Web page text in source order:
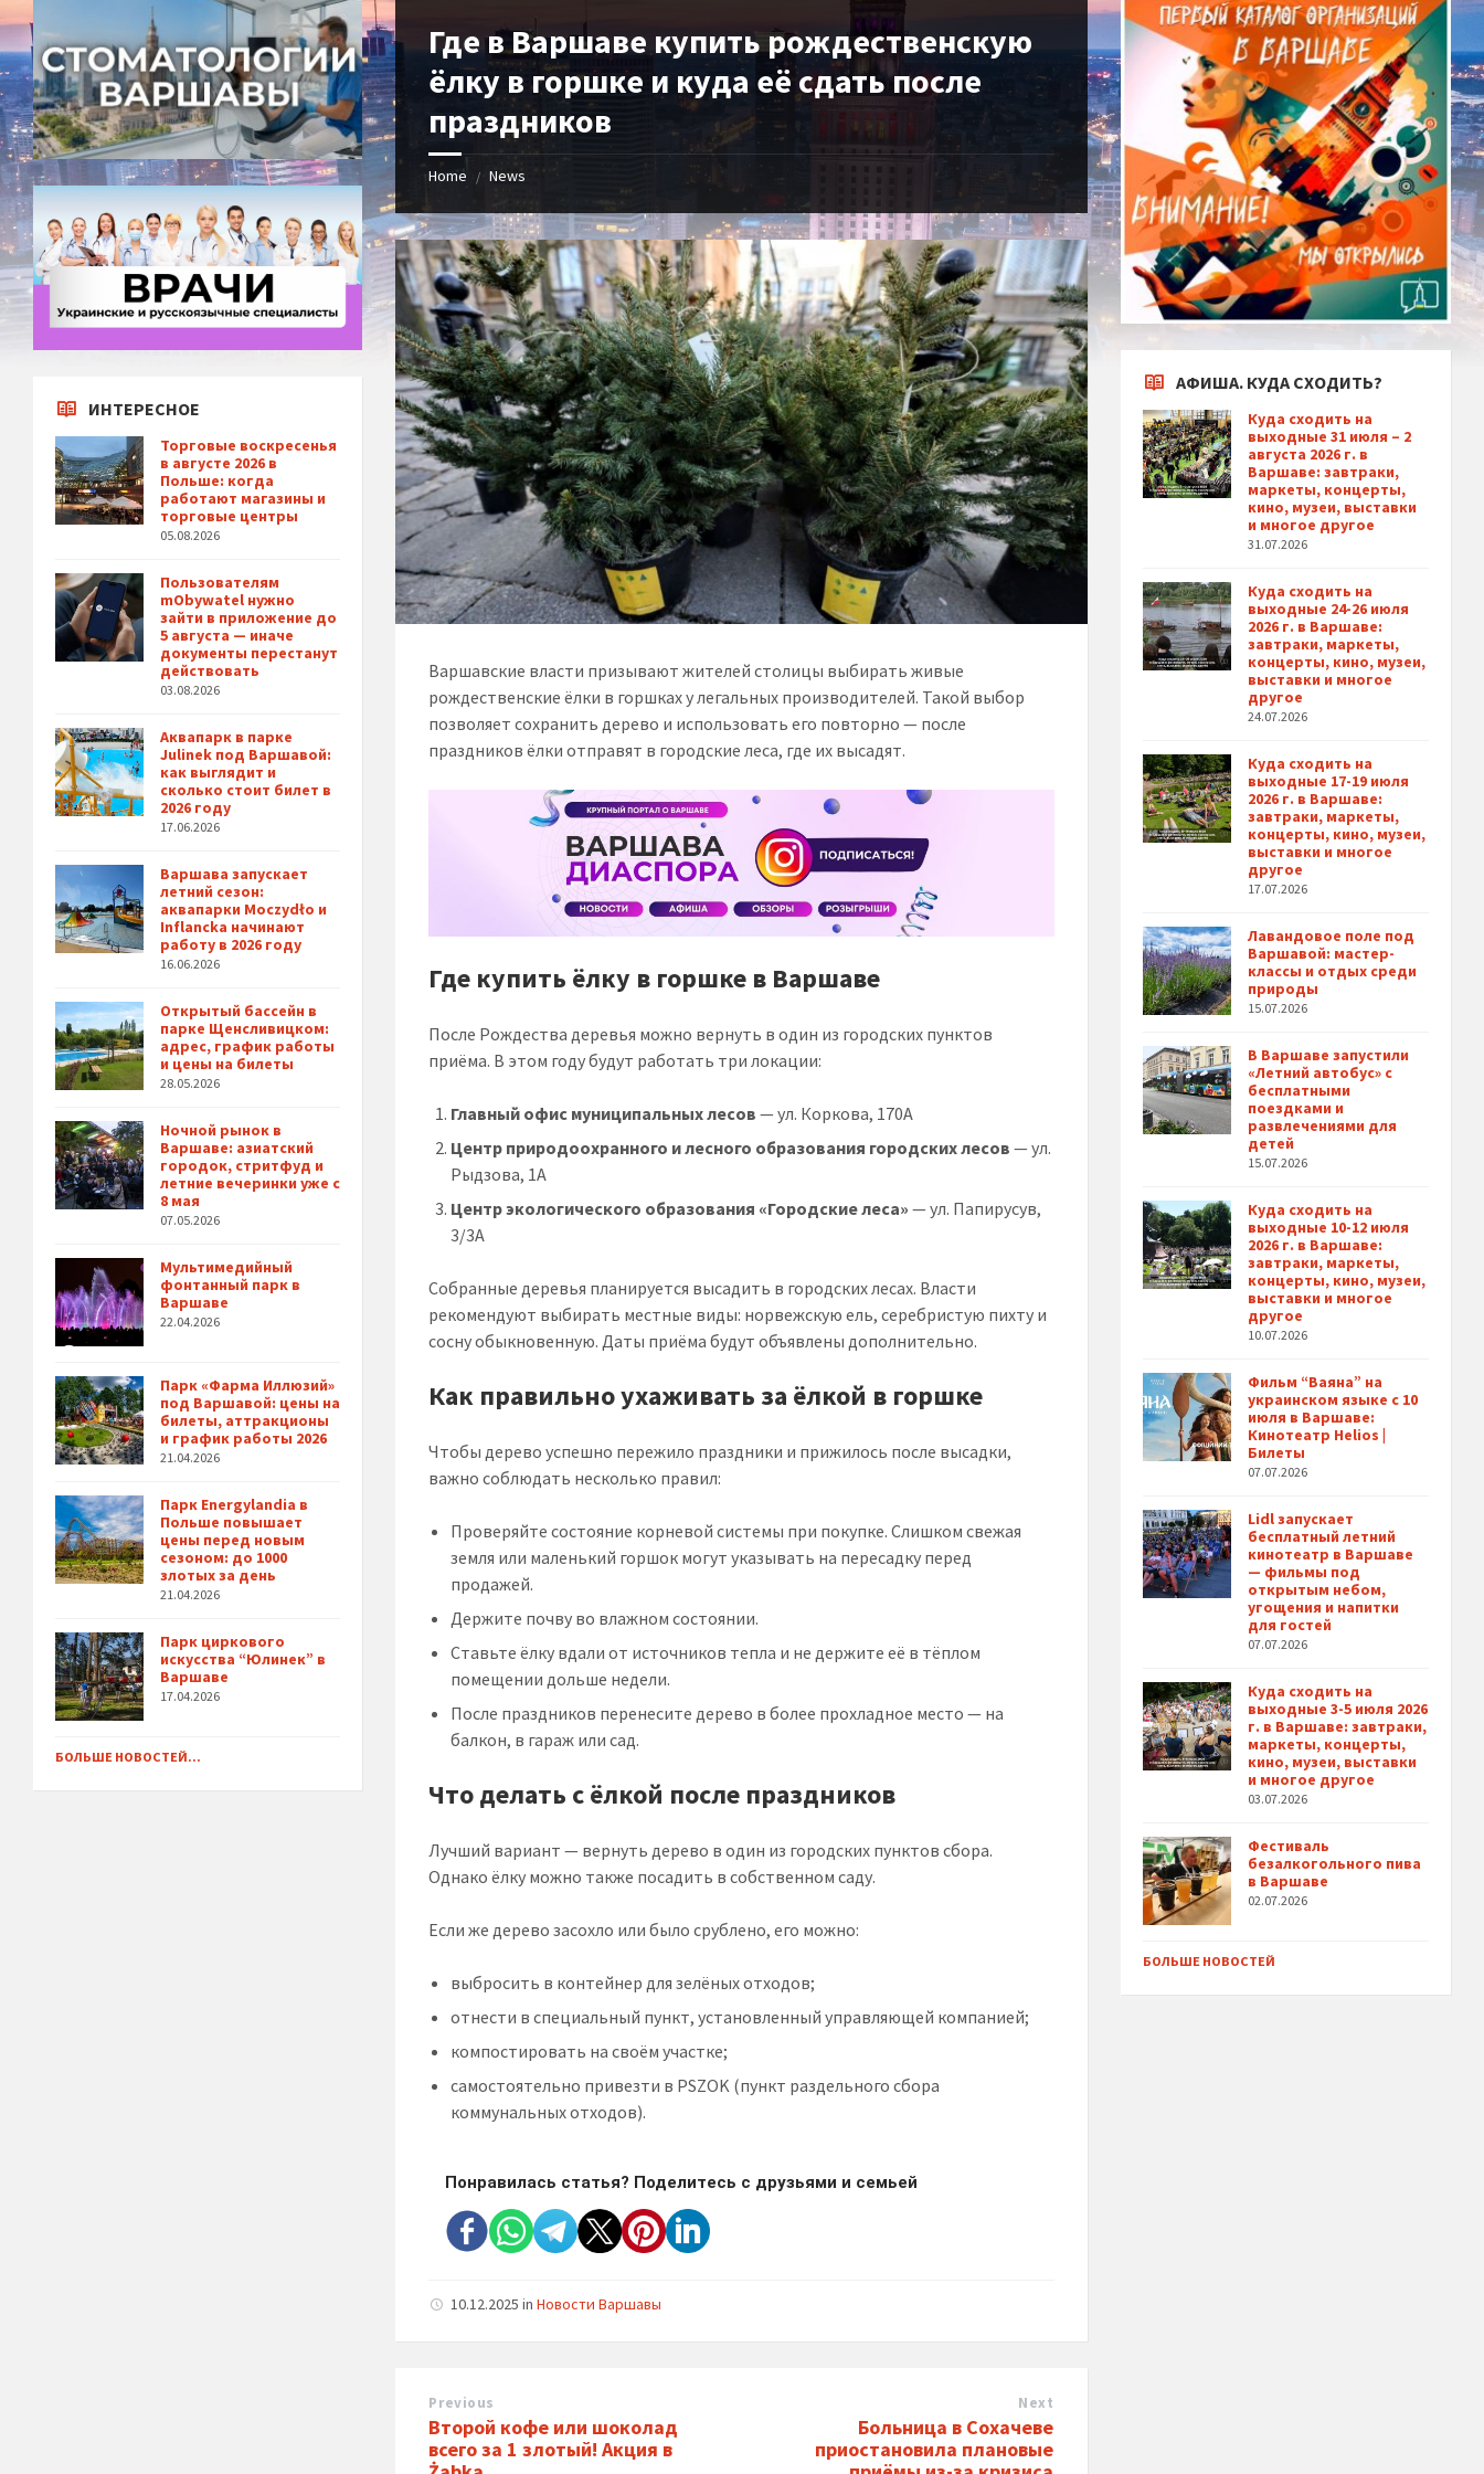
Где в Варшаве купить рождественскую
ёлку в горшке и куда её сдать после
праздников
Home / News
Варшавские власти призывают жителей столицы выбирать живые
рождественские ёлки в горшках у легальных производителей. Такой выбор
позволяет сохранить дерево и использовать его повторно — после
праздников ёлки отправят в городские леса, где их высадят.
Где купить ёлку в горшке в Варшаве
После Рождества деревья можно вернуть в один из городских пунктов
приёма. В этом году будут работать три локации:
Главный офис муниципальных лесов — ул. Коркова, 170A
Центр природоохранного и лесного образования городских лесов — ул.
Рыдзова, 1A
Центр экологического образования «Городские леса» — ул. Папирусув,
3/3A
Собранные деревья планируется высадить в городских лесах. Власти
рекомендуют выбирать местные виды: норвежскую ель, серебристую пихту и
сосну обыкновенную. Даты приёма будут объявлены дополнительно.
Как правильно ухаживать за ёлкой в горшке
Чтобы дерево успешно пережило праздники и прижилось после высадки,
важно соблюдать несколько правил:
Проверяйте состояние корневой системы при покупке. Слишком свежая
земля или маленький горшок могут указывать на пересадку перед
продажей.
Держите почву во влажном состоянии.
Ставьте ёлку вдали от источников тепла и не держите её в тёплом
помещении дольше недели.
После праздников перенесите дерево в более прохладное место — на
балкон, в гараж или сад.
Что делать с ёлкой после праздников
Лучший вариант — вернуть дерево в один из городских пунктов сбора.
Однако ёлку можно также посадить в собственном саду.
Если же дерево засохло или было срублено, его можно:
выбросить в контейнер для зелёных отходов;
отнести в специальный пункт, установленный управляющей компанией;
компостировать на своём участке;
самостоятельно привезти в PSZOK (пункт раздельного сбора
коммунальных отходов).
Понравилась статья? Поделитесь с друзьями и семьей
10.12.2025inНовости Варшавы
Previous
Второй кофе или шоколад
всего за 1 злотый! Акция в
Next
Больница в Сохачеве
приостановила плановые
ИНТЕРЕСНОЕ
Торговые воскресенья
в августе 2026 в
Польше: когда
работают магазины и
торговые центры
05.08.2026
Пользователям
mObywatel нужно
зайти в приложение до
5 августа — иначе
документы перестанут
действовать
03.08.2026
Аквапарк в парке
Julinek под Варшавой:
как выглядит и
сколько стоит билет в
2026 году
17.06.2026
Варшава запускает
летний сезон:
аквапарки Moczydło и
Inflancka начинают
работу в 2026 году
16.06.2026
Открытый бассейн в
парке Щенсливицком:
адрес, график работы
и цены на билеты
28.05.2026
Ночной рынок в
Варшаве: азиатский
городок, стритфуд и
летние вечеринки уже с
8 мая
07.05.2026
Мультимедийный
фонтанный парк в
Варшаве
22.04.2026
Парк «Фарма Иллюзий»
под Варшавой: цены на
билеты, аттракционы
и график работы 2026
21.04.2026
Парк Energylandia в
Польше повышает
цены перед новым
сезоном: до 1000
злотых за день
21.04.2026
Парк циркового
искусства “Юлинек” в
Варшаве
17.04.2026
БОЛЬШЕ НОВОСТЕЙ...
АФИША. КУДА СХОДИТЬ?
Куда сходить на
выходные 31 июля – 2
августа 2026 г. в
Варшаве: завтраки,
маркеты, концерты,
кино, музеи, выставки
и многое другое
31.07.2026
Куда сходить на
выходные 24-26 июля
2026 г. в Варшаве:
завтраки, маркеты,
концерты, кино, музеи,
выставки и многое
другое
24.07.2026
Куда сходить на
выходные 17-19 июля
2026 г. в Варшаве:
завтраки, маркеты,
концерты, кино, музеи,
выставки и многое
другое
17.07.2026
Лавандовое поле под
Варшавой: мастер-
классы и отдых среди
природы
15.07.2026
В Варшаве запустили
«Летний автобус» с
бесплатными
поездками и
развлечениями для
детей
15.07.2026
Куда сходить на
выходные 10-12 июля
2026 г. в Варшаве:
завтраки, маркеты,
концерты, кино, музеи,
выставки и многое
другое
10.07.2026
Фильм “Ваяна” на
украинском языке с 10
июля в Варшаве:
Кинотеатр Helios |
Билеты
07.07.2026
Lidl запускает
бесплатный летний
кинотеатр в Варшаве
— фильмы под
открытым небом,
угощения и напитки
для гостей
07.07.2026
Куда сходить на
выходные 3-5 июля 2026
г. в Варшаве: завтраки,
маркеты, концерты,
кино, музеи, выставки
и многое другое
03.07.2026
Фестиваль
безалкогольного пива
в Варшаве
02.07.2026
БОЛЬШЕ НОВОСТЕЙ